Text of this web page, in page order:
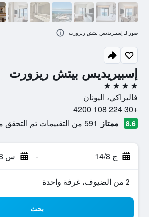
إسبيريديس بيتش ريزورت
4 نجوم
فاليراكي، اليونان
+30 224 108 4200
8.6 ممتاز 591 من التقييمات تم التحقق منها
ج 14/8 - س 15/8
2 من الضيوف، غرفة واحدة
بحث
صور لـ إسبيريديس بيتش ريزورت